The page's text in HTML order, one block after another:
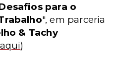
para o
", em parceria
& Tachy
)